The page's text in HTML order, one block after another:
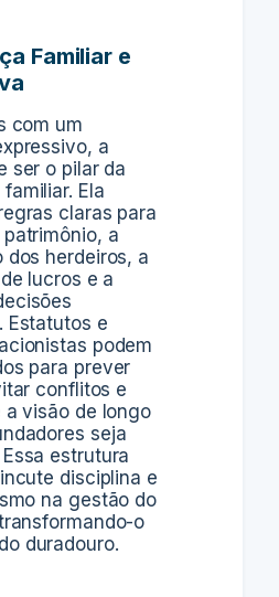
Familiar e
com um
a
ser o pilar da
Ela
claras para
a
dos herdeiros, a
lucros e a
Estatutos e
podem
para prever
conflitos e
a visão de longo
seja
estrutura
disciplina e
na gestão do
o
duradouro.